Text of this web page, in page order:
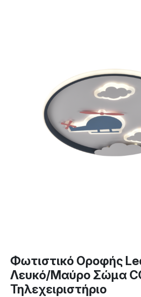
Φωτιστικό Οροφής
Λευκό/Μαύρο Σώμα
Τηλεχειριστήριο